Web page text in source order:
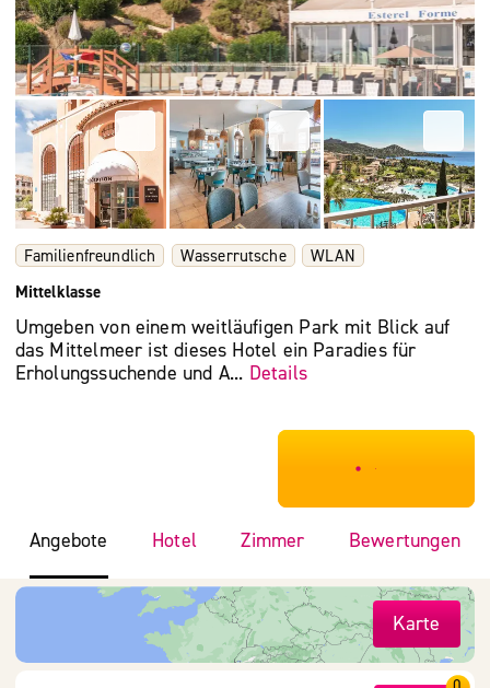
Familienfreundlich Wasserrutsche
WLAN
Mittelklasse
Umgeben von einem weitläufigen Park mit Blick auf
das Mittelmeer ist dieses Hotel ein Paradies für
Erholungssuchende und A... Details
***************
Angebote Hotel Zimmer Bewertungen
Karte